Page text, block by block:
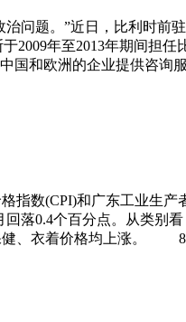
题。”近日，比利时前
年至2013年期间担任
中国和欧洲的企业提供
数(CPI)和广东工业生产
0.4个百分点。从类别看
健、衣着价格均上涨。